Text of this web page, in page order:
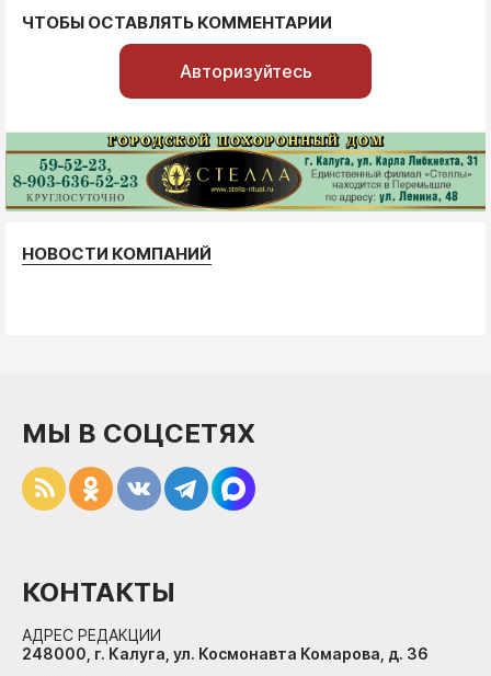
ЧТОБЫ ОСТАВЛЯТЬ КОММЕНТАРИИ
Авторизуйтесь
НОВОСТИ КОМПАНИЙ
МЫ В СОЦСЕТЯХ
КОНТАКТЫ
АДРЕС РЕДАКЦИИ
248000, г. Калуга, ул. Космонавта Комарова, д. 36